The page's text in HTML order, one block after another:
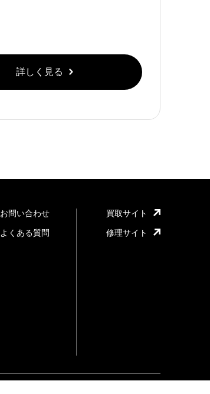
詳しく見る
お問い合わせ
よくある質問
買取サイト
修理サイト